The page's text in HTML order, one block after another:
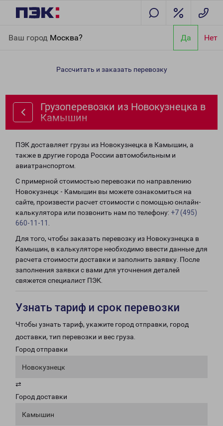
Ваш город Москва? Да Нет
Камышин
Рассчитать и заказать перевозку
Грузоперевозки из Новокузнецка в
Камышин
ПЭК доставляет грузы из Новокузнецка в Камышин, а
также в другие города России автомобильным и
авиатранспортом.
С примерной стоимостью перевозки по направлению
Новокузнецк - Камышин вы можете ознакомиться на
сайте, произвести расчет стоимости с помощью онлайн-
калькулятора или позвонить нам по телефону: +7 (495)
660-11-11
Для того, чтобы заказать перевозку из Новокузнецка в
Камышин, в калькуляторе необходимо ввести данные для
расчета стоимости доставки и заполнить заявку. После
заполнения заявки с вами для уточнения деталей
свяжется специалист ПЭК.
Узнать тариф и срок перевозки
Чтобы узнать тариф, укажите город отправки, город
доставки, тип перевозки и вес груза.
Город отправки
Новокузнецк
⇄
Город доставки
Камышин